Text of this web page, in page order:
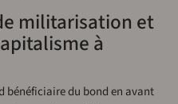
militarisation et
à
bénéficiaire du bond en avant